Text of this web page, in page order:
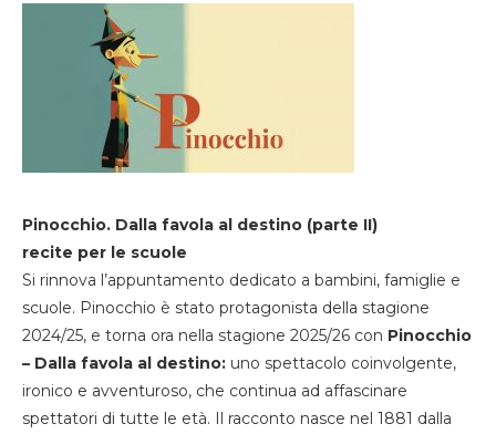
Pinocchio. Dalla favola al destino (parte II)
recite per le scuole
Si rinnova l’appuntamento dedicato a bambini, famiglie e
scuole. Pinocchio è stato protagonista della stagione
2024/25, e torna ora nella stagione 2025/26 con Pinocchio
– Dalla favola al destino: uno spettacolo coinvolgente,
ironico e avventuroso, che continua ad affascinare
spettatori di tutte le età. Il racconto nasce nel 1881 dalla